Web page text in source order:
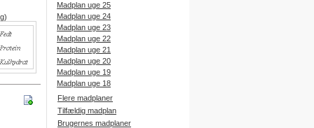
Madplan uge 25
Madplan uge 24
Madplan uge 23
Madplan uge 22
Madplan uge 21
Madplan uge 20
Madplan uge 19
Madplan uge 18
Flere madplaner
Tilfældig madplan
Brugernes madplaner